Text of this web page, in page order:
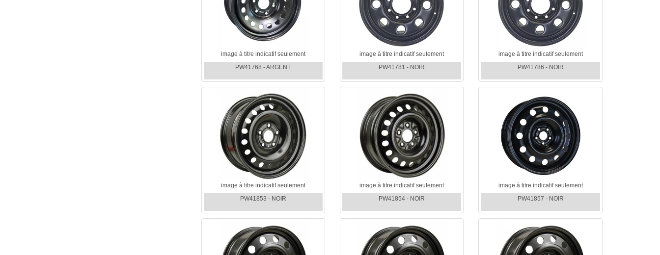
image à titre indicatif seulement
PW41768 - ARGENT
image à titre indicatif seulement
PW41781 - NOIR
image à titre indicatif seulement
PW41786 - NOIR
image à titre indicatif seulement
PW41853 - NOIR
image à titre indicatif seulement
PW41854 - NOIR
image à titre indicatif seulement
PW41857 - NOIR